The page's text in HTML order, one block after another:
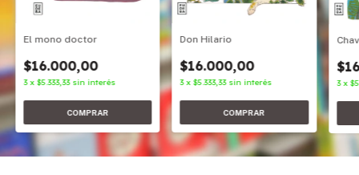
El mono doctor
$16.000,00
3 x $5.333,33 sin interés
Don Hilario
$16.000,00
3 x$5.333,33 sin interés 3 x